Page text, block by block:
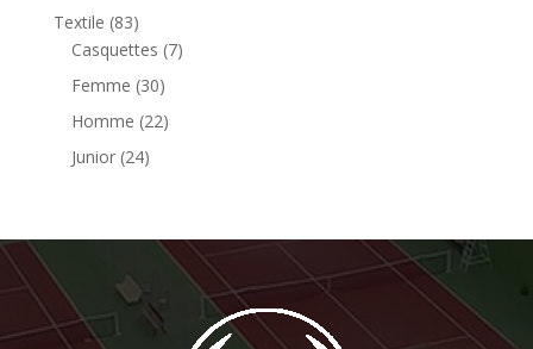
Textile (83)
Casquettes (7)
Femme (30)
Homme (22)
Junior (24)